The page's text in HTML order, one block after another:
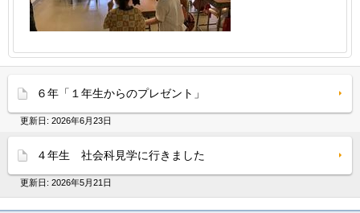
６年「１年生からのプレゼント」
更新日: 2026年6月23日
４年生 社会科見学に行きました
更新日: 2026年5月21日